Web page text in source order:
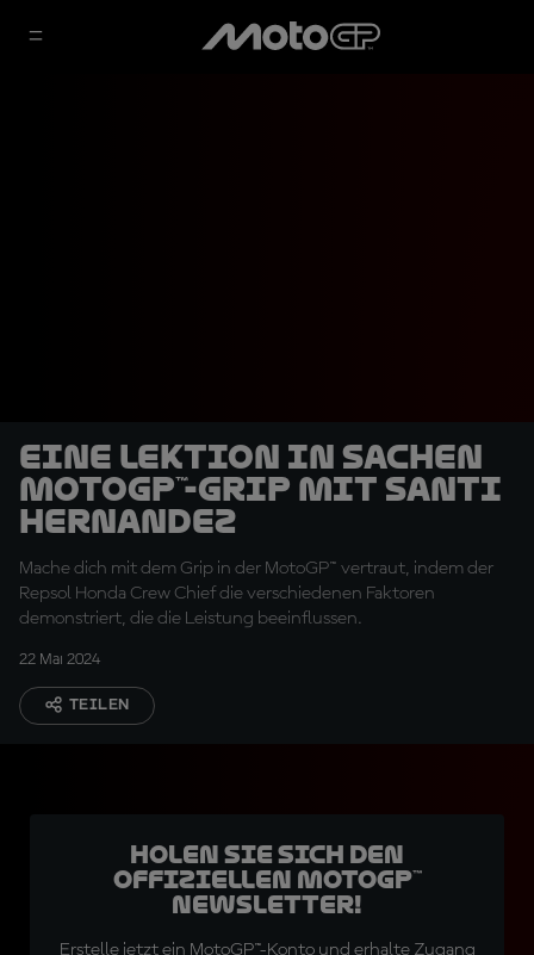
Eine Lektion in Sachen
MotoGP™-Grip mit Santi
Hernandez
Mache dich mit dem Grip in der MotoGP™ vertraut, indem der
Repsol Honda Crew Chief die verschiedenen Faktoren
demonstriert, die die Leistung beeinflussen.
22 Mai 2024
TEILEN
Holen Sie sich den
offiziellen MotoGP™
Newsletter!
Erstelle jetzt ein MotoGP™-Konto und erhalte Zugang